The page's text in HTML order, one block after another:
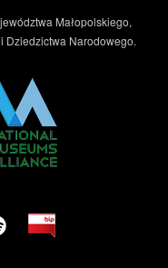
Małopolskiego,
Dziedzictwa Narodowego.